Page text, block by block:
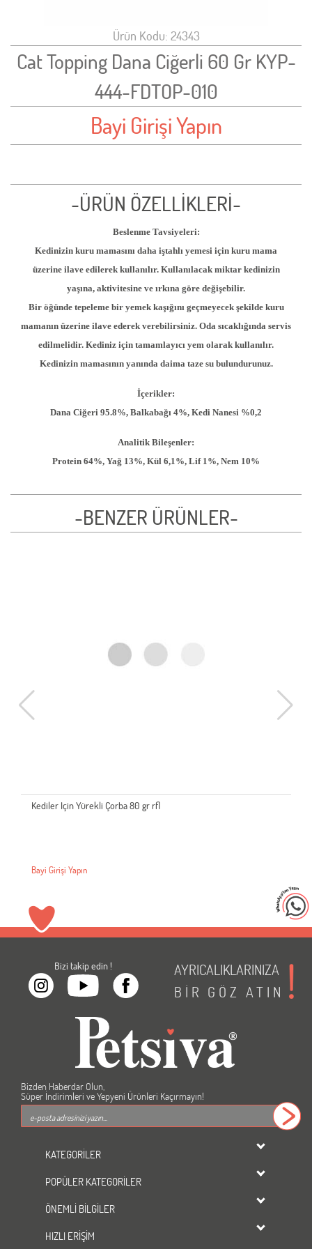
Ürün Kodu: 24343
Cat Topping Dana Ciğerli 60 Gr KYP-
444-FDTOP-010
Bayi Girişi Yapın
-ÜRÜN ÖZELLİKLERİ-
Beslenme Tavsiyeleri:
Kedinizin kuru mamasını daha iştahlı yemesi için kuru mama
üzerine ilave edilerek kullanılır. Kullanılacak miktar kedinizin
yaşına, aktivitesine ve ırkına göre değişebilir.
Bir öğünde tepeleme bir yemek kaşığını geçmeyecek şekilde kuru
mamanın üzerine ilave ederek verebilirsiniz. Oda sıcaklığında servis
edilmelidir. Kediniz için tamamlayıcı yem olarak kullanılır.
Kedinizin mamasının yanında daima taze su bulundurunuz.
İçerikler:
Dana Ciğeri 95.8%, Balkabağı 4%, Kedi Nanesi %0,2
Analitik Bileşenler:
Protein 64%, Yağ 13%, Kül 6,1%, Lif 1%, Nem 10%
-BENZER ÜRÜNLER-
Kediler Için Yürekli Çorba 80 gr rfl
Bayi Girişi Yapın
Bizi takip edin !
AYRICALIKLARINIZA
BİR GÖZ ATIN
Bizden Haberdar Olun,
Süper İndirimleri ve Yepyeni Ürünleri Kaçırmayın!
KATEGORİLER
dondurulmuş ürünler
KÖPEK
BALIK
POPÜLER KATEGORİLER
Kedi Maması
Kedi Kumu
ÖNEMLİ BİLGİLER
Üyelik Sözleşmesi
Gizlilik ve Güvenlik
HIZLI ERİŞİM